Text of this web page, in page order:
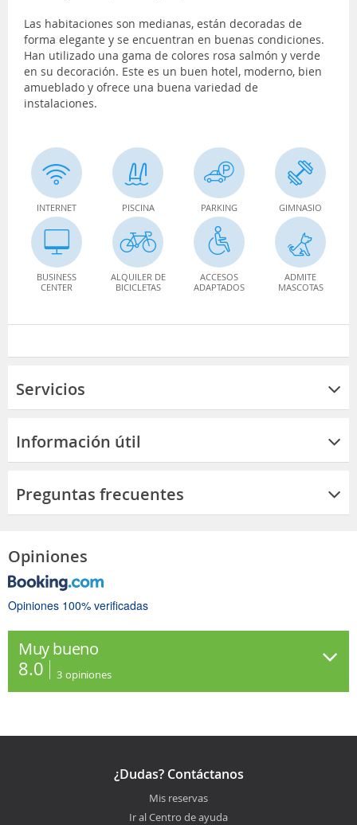
Las habitaciones son medianas, están decoradas de
forma elegante y se encuentran en buenas condiciones.
Han utilizado una gama de colores rosa salmón y verde
en su decoración. Este es un buen hotel, moderno, bien
amueblado y ofrece una buena variedad de
instalaciones.
INTERNET PISCINA PARKING GIMNASIO
BUSINESS
CENTER
ALQUILER DE
BICICLETAS
ACCESOS
ADAPTADOS
ADMITE
MASCOTAS
Servicios
Información útil
Preguntas frecuentes
Opiniones
Opiniones 100% verificadas
Muy bueno
8.0 3 opiniones
¿Dudas? Contáctanos
Mis reservas
Ir al Centro de ayuda